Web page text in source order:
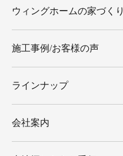
ウィングホームの家づくり
施工事例/お客様の声
ラインナップ
会社案内